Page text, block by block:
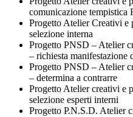
comunicazione tempistica
Progetto Atelier Creativi e
selezione interna
Progetto PNSD – Atelier
– richiesta manifestazione
Progetto PNSD – Atelier
– determina a contrarre
Progetto Atelier creativi e
selezione esperti interni
Progetto P.N.S.D. Atelier